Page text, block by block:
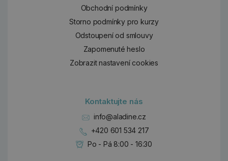
Obchodní podmínky
Storno podmínky pro kurzy
Odstoupení od smlouvy
Zapomenuté heslo
Zobrazit nastavení cookies
Kontaktujte nás
info@aladine.cz
+420 601 534 217
Po - Pá 8:00 - 16:30